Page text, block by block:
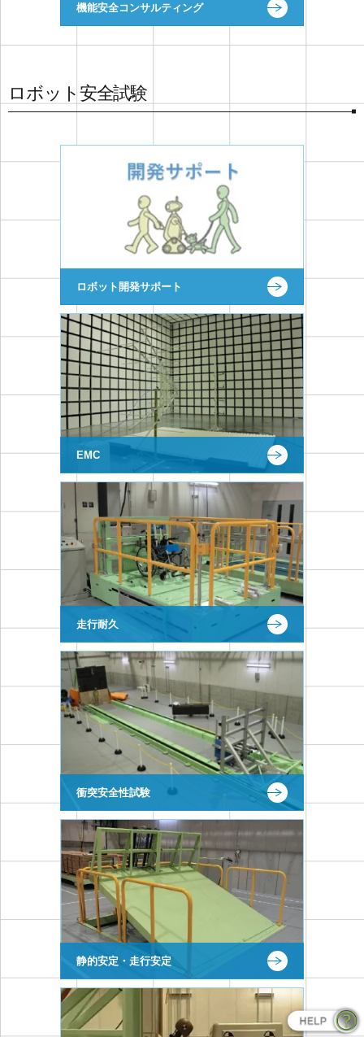
機能安全コンサルティング
ロボット安全試験
ロボット開発サポート
EMC
走行耐久
衝突安全性試験
静的安定・走行安定